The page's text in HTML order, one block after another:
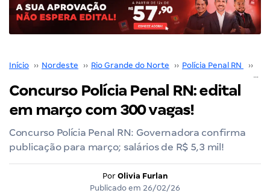
Início ›› Nordeste ›› Rio Grande do Norte ›› Polícia Penal RN ››
Concurso Polícia Penal RN: edital
em março com 300 vagas!
Concurso Polícia Penal RN: Governadora confirma
publicação para março; salários de R$ 5,3 mil!
Por Olivia Furlan
Publicado em 26/02/26